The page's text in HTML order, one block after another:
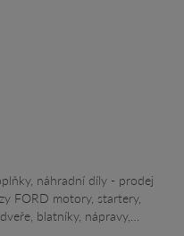
náhradní díly - prodej
FORD motory, startery,
blatníky, nápravy,…